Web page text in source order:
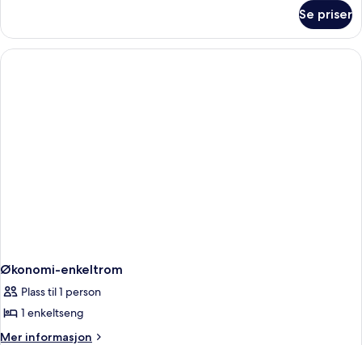
dobbeltrom
Se priser
Økonomi-enkeltrom
Plass til 1 person
1 enkeltseng
Mer informasjon
Mer